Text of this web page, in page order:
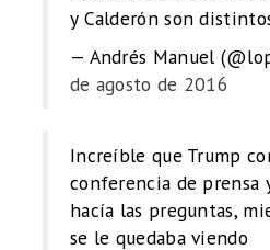
y Calderón son
— Andrés Manuel
de agosto de 2016
Increíble que Trump
conferencia de prensa
hacía las preguntas,
se le quedaba viendo